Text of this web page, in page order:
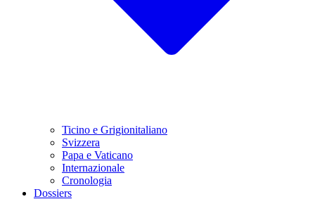
Ticino e Grigionitaliano
Svizzera
Papa e Vaticano
Internazionale
Cronologia
Dossiers